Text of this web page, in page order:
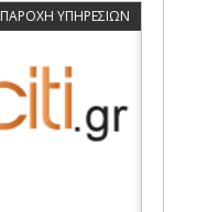
ΠΑΡΟΧΗ ΥΠΗΡΕΣΙΩΝ